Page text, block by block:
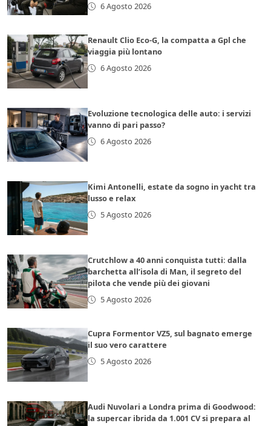
6 Agosto 2026
Renault Clio Eco-G, la compatta a Gpl che
viaggia più lontano
6 Agosto 2026
Evoluzione tecnologica delle auto: i servizi
vanno di pari passo?
6 Agosto 2026
Kimi Antonelli, estate da sogno in yacht tra
lusso e relax
5 Agosto 2026
Crutchlow a 40 anni conquista tutti: dalla
barchetta all’isola di Man, il segreto del
pilota che vende più dei giovani
5 Agosto 2026
Cupra Formentor VZ5, sul bagnato emerge
il suo vero carattere
5 Agosto 2026
Audi Nuvolari a Londra prima di Goodwood:
la supercar ibrida da 1.001 CV si prepara al